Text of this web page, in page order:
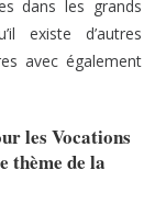
dans les grands
existe d’autres
avec également
les Vocations
thème de la